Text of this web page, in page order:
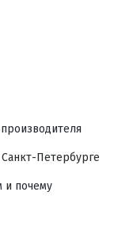
Петербурге
и почему